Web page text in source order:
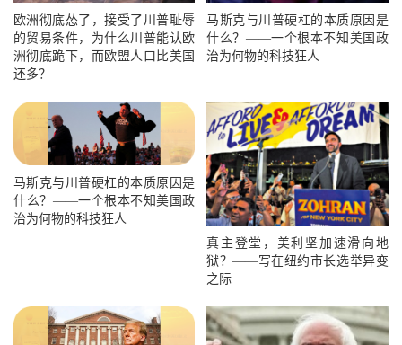
欧洲彻底怂了，接受了川普耻辱
的贸易条件，为什么川普能认欧
洲彻底跪下，而欧盟人口比美国
还多？
马斯克与川普硬杠的本质原因是
什么？——一个根本不知美国政
治为何物的科技狂人
马斯克与川普硬杠的本质原因是
什么？——一个根本不知美国政
治为何物的科技狂人
真主登堂，美利坚加速滑向地
狱？——写在纽约市长选举异变
之际